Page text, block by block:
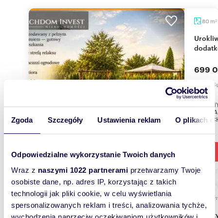
Zgoda Szczegóły Ustawienia reklam O plikach
Odpowiedzialne wykorzystanie Twoich danych
Wraz z naszymi 1022 partnerami przetwarzamy Twoje
osobiste dane, np. adres IP, korzystając z takich
technologii jak pliki cookie, w celu wyświetlania
spersonalizowanych reklam i treści, analizowania tychże,
80 m2
Urokliwy dom z ogrodem i warunkami na
699
dom